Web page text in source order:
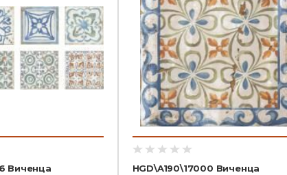
Виченца
HGD\A190\17000 Виченца